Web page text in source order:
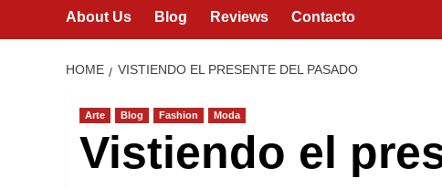
About Us Blog Reviews Contacto
HOME VISTIENDO EL PRESENTE DEL PASADO
Arte Blog Fashion Moda
Vistiendo el